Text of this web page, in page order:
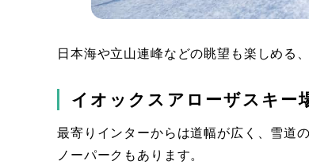
日本海や立山連峰などの眺望も楽しめる
イオックスアローザスキー
最寄りインターからは道幅が広く、雪道
ノーパークもあります。